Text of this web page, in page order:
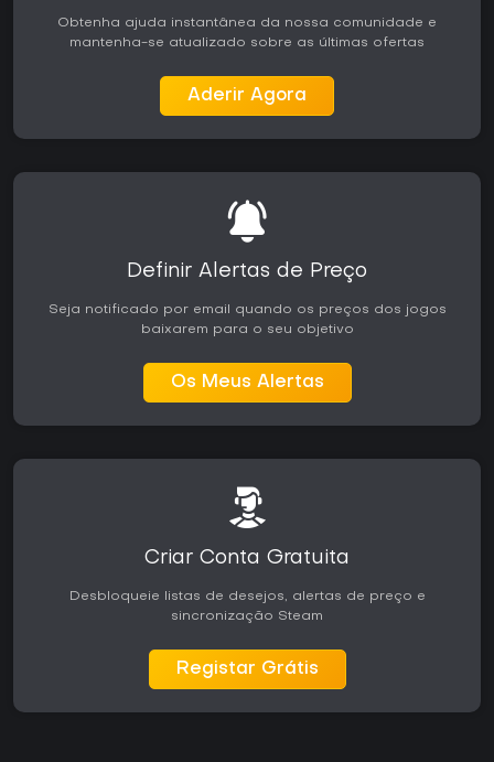
Críticos e jogadores destacam a força da história, o nível
de detalhe nas animações e nos cenários, além da
As vendas permanecem sólidas anos após o lançamento,
mostrando o interesse contínuo de novos jogadores e
têm peso. Red Dead Online é indicado para quem prefere
atividades em grupo ou progressão constante em um
cenário persistente. O jogo roda em PS4 e PS5, com
desempenho aprimorado em alguns casos graças à
retrocompatibilidade. Quem aprecia ritmo mais reflexivo,
bastante conteúdo, enquanto quem busca ação mais
rápida ou atualizações frequentes pode preferir outros
PlayStation torna o jogo acessível sem necessidade de
hardware adicional.
Obtenha ajuda instantânea da nossa comunidade e
mantenha-se atualizado sobre as últimas ofertas
Aderir Agora
Definir Alertas de Preço
Seja notificado por email quando os preços dos jogos
baixarem para o seu objetivo
Os Meus Alertas
Criar Conta Gratuita
Desbloqueie listas de desejos, alertas de preço e
sincronização Steam
Registar Grátis